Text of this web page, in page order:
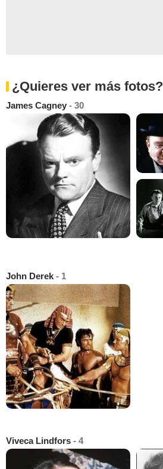
¿Quieres ver más fotos?
James Cagney - 30
John Derek - 1
Viveca Lindfors - 4